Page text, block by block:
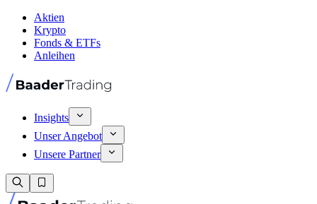
Aktien
Krypto
Fonds & ETFs
Anleihen
Insights
Unser Angebot
Unsere Partner